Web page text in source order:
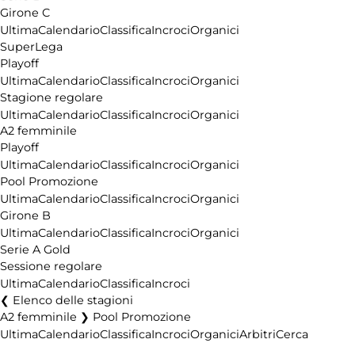
Girone C
UltimaCalendarioClassificaIncrociOrganici
SuperLega
Playoff
UltimaCalendarioClassificaIncrociOrganici
Stagione regolare
UltimaCalendarioClassificaIncrociOrganici
A2 femminile
Playoff
UltimaCalendarioClassificaIncrociOrganici
Pool Promozione
UltimaCalendarioClassificaIncrociOrganici
Girone B
UltimaCalendarioClassificaIncrociOrganici
Serie A Gold
Sessione regolare
UltimaCalendarioClassificaIncroci
Elenco delle stagioni
A2 femminile ❯ Pool Promozione
UltimaCalendarioClassificaIncrociOrganiciArbitriCerca